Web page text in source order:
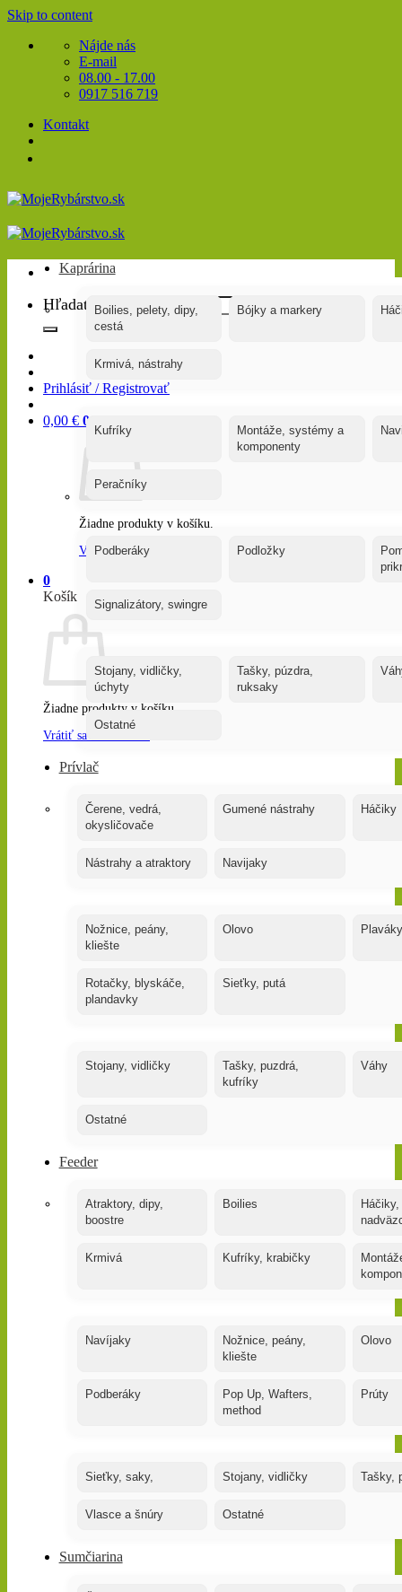
Skip to content
Nájde nás
E-mail
08.00 - 17.00
0917 516 719
Kontakt
Hľadať:
Prihlásiť / Registrovať
0,00 € 0
Žiadne produkty v košíku.
Vrátiť sa do obchodu
0
Košík
Žiadne produkty v košíku.
Vrátiť sa do obchodu
Kaprárina
Boilies, pelety, dipy,
cestá
Bójky a markery
Krmivá, nástrahy
Kufríky
Montáže, systémy a
komponenty
Peračníky
Podberáky Podložky
Signalizátory, swingre
Stojany, vidličky,
úchyty
Tašky, púzdra,
ruksaky
Ostatné
Prívlač
Čerene, vedrá,
okysličovače
Gumené nástrahy Háčiky
Nástrahy a atraktory Navijaky
Nožnice, peány,
kliešte
Olovo Plaváky
Rotačky, blyskáče,
plandavky
Sieťky, putá
Stojany, vidličky
Tašky, puzdrá,
kufríky
Váhy
Ostatné
Feeder
Atraktory, dipy,
boostre
Boilies
Krmivá Kufríky, krabičky
Navíjaky
Nožnice, peány,
kliešte
Olovo
Podberáky
Pop Up, Wafters,
method
Prúty
Sieťky, saky, Stojany, vidličky Tašky,
Vlasce a šnúry Ostatné
Sumčiarina